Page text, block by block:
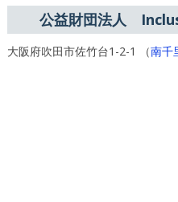
公益財団法人
大阪府吹田市佐竹台1-2-1 （南千